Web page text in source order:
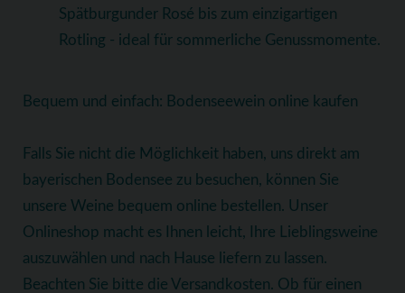
Spätburgunder Rosé bis zum einzigartigen
Rotling - ideal für sommerliche Genussmomente.
Bequem und einfach: Bodenseewein online kaufen
Falls Sie nicht die Möglichkeit haben, uns direkt am
bayerischen Bodensee zu besuchen, können Sie
unsere Weine bequem online bestellen. Unser
Onlineshop macht es Ihnen leicht, Ihre Lieblingsweine
auszuwählen und nach Hause liefern zu lassen.
Beachten Sie bitte die Versandkosten. Ob für einen